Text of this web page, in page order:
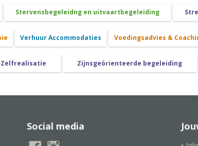
Stervensbegeleidng en uitvaartbegeleiding
Verhuur Accommodaties Voedingsadvies &
Zelfrealisatie Zijnsgeörienteerde begeleiding
Social media